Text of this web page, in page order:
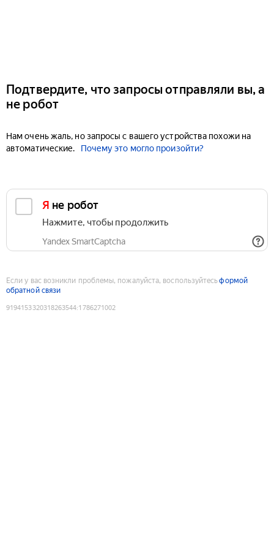
Подтвердите, что запросы отправляли вы, а
не робот
Нам очень жаль, но запросы с вашего устройства похожи на
автоматические.
Почему это могло произойти?
Я не робот
Нажмите, чтобы продолжить
Yandex SmartCaptcha
Если у вас возникли проблемы, пожалуйста, воспользуйтесьформой
обратной связи
9194153320318263544:1786271002